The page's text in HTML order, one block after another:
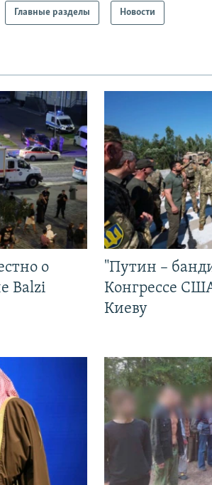
Главные разделы Новости
о
Balzi
"Путин –
Конгрессе
Киеву